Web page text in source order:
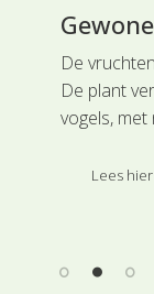
De
De plant
vogels,
Lees hier